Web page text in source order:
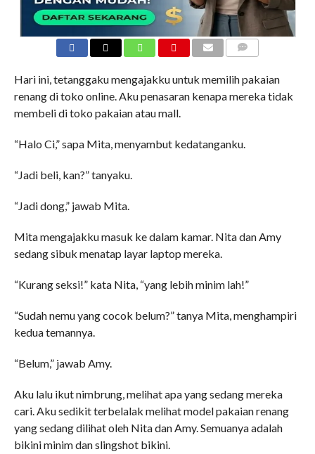
Hari ini, tetanggaku mengajakku untuk memilih pakaian
renang di toko online. Aku penasaran kenapa mereka tidak
membeli di toko pakaian atau mall.
“Halo Ci,” sapa Mita, menyambut kedatanganku.
“Jadi beli, kan?” tanyaku.
“Jadi dong,” jawab Mita.
Mita mengajakku masuk ke dalam kamar. Nita dan Amy
sedang sibuk menatap layar laptop mereka.
“Kurang seksi!” kata Nita, “yang lebih minim lah!”
“Sudah nemu yang cocok belum?” tanya Mita, menghampiri
kedua temannya.
“Belum,” jawab Amy.
Aku lalu ikut nimbrung, melihat apa yang sedang mereka
cari. Aku sedikit terbelalak melihat model pakaian renang
yang sedang dilihat oleh Nita dan Amy. Semuanya adalah
bikini minim dan slingshot bikini.